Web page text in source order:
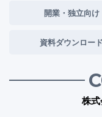
開業・独立向け
資料ダウンロード
株